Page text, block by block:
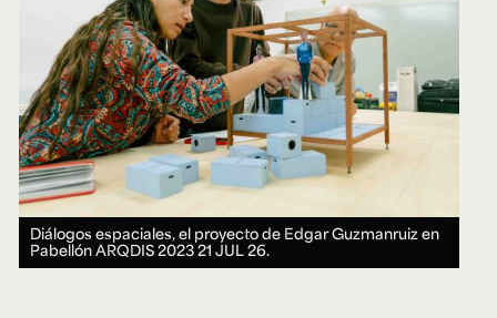
Diálogos espaciales, el proyecto de Edgar Guzmanruiz en
Pabellón ARQDIS 202321 JUL 26.